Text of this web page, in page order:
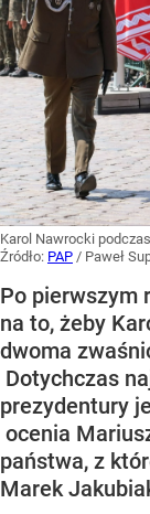
Karol Nawrocki
Źródło: PAP / Paweł
Po pierwszym
na to, żeby
dwoma
Dotychczas
prezydentury
ocenia
państwa, z
Marek